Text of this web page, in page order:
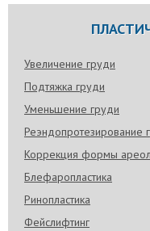
Увеличение груди
Подтяжка груди
Уменьшение груди
Реэндопротезирование
Коррекция формы ареол
Блефаропластика
Ринопластика
Фейслифтинг